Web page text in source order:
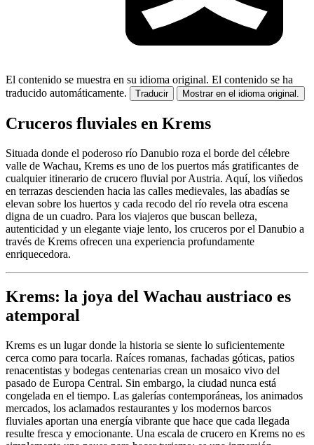
El contenido se muestra en su idioma original. El contenido se ha
traducido automáticamente.
Traducir Mostrar en el idioma original.
Cruceros fluviales en Krems
Situada donde el poderoso río Danubio roza el borde del célebre
valle de Wachau, Krems es uno de los puertos más gratificantes de
cualquier itinerario de crucero fluvial por Austria. Aquí, los viñedos
en terrazas descienden hacia las calles medievales, las abadías se
elevan sobre los huertos y cada recodo del río revela otra escena
digna de un cuadro. Para los viajeros que buscan belleza,
autenticidad y un elegante viaje lento, los cruceros por el Danubio a
través de Krems ofrecen una experiencia profundamente
enriquecedora.
Krems: la joya del Wachau austriaco es
atemporal
Krems es un lugar donde la historia se siente lo suficientemente
cerca como para tocarla. Raíces romanas, fachadas góticas, patios
renacentistas y bodegas centenarias crean un mosaico vivo del
pasado de Europa Central. Sin embargo, la ciudad nunca está
congelada en el tiempo. Las galerías contemporáneas, los animados
mercados, los aclamados restaurantes y los modernos barcos
fluviales aportan una energía vibrante que hace que cada llegada
resulte fresca y emocionante. Una escala de crucero en Krems no es